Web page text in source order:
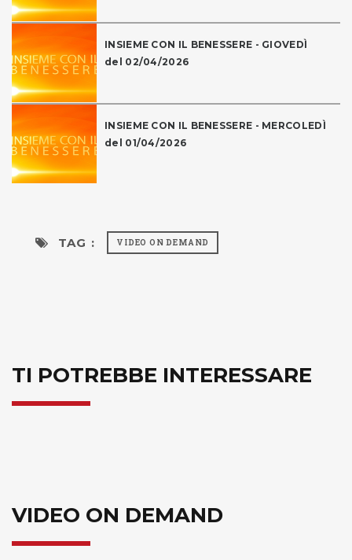
INSIEME CON IL BENESSERE - GIOVEDÌ
del 02/04/2026
INSIEME CON IL BENESSERE - MERCOLEDÌ
del 01/04/2026
TAG : VIDEO ON DEMAND
TI POTREBBE INTERESSARE
VIDEO ON DEMAND